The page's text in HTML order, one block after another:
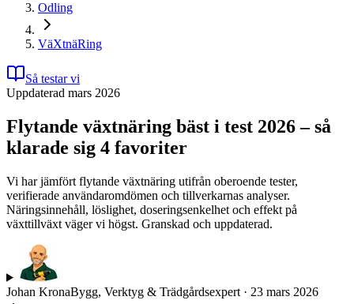
Odling
VäXtnäRing
Så testar vi
Uppdaterad mars 2026
Flytande växtnäring bäst i test 2026 – så
klarade sig 4 favoriter
Vi har jämfört flytande växtnäring utifrån oberoende tester,
verifierade användaromdömen och tillverkarnas analyser.
Näringsinnehåll, löslighet, doseringsenkelhet och effekt på
växttillväxt väger vi högst. Granskad och uppdaterad.
Johan KronaBygg, Verktyg & Trädgårdsexpert · 23 mars 2026